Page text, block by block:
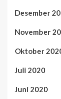
Desember
November
Oktober
Juli 2020
Juni 2020